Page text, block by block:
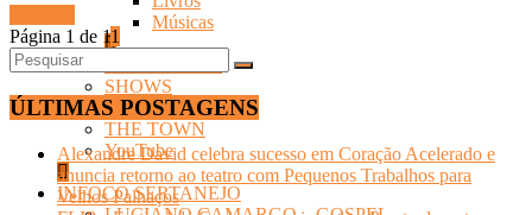
Músicas
SHOWS
Streaming Infoco
THE TOWN
YouTube
INFOCO SERTANEJO
Página 1 de 11
ÚLTIMAS POSTAGENS
Alexandre David celebra sucesso em Coração Acelerado e
anuncia retorno ao teatro com Pequenos Trabalhos para
Velhos Palhaços